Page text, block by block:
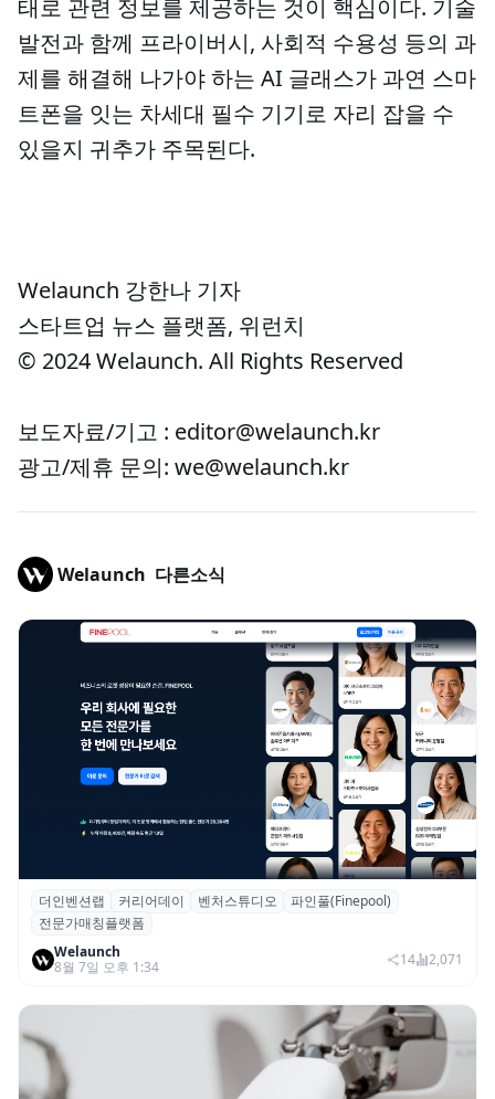
태로 관련 정보를 제공하는 것이 핵심이다. 기술
발전과 함께 프라이버시, 사회적 수용성 등의 과
제를 해결해 나가야 하는 AI 글래스가 과연 스마
트폰을 잇는 차세대 필수 기기로 자리 잡을 수
있을지 귀추가 주목된다.
Welaunch 강한나 기자
스타트업 뉴스 플랫폼, 위런치
© 2024 Welaunch. All Rights Reserved
보도자료/기고 : editor@welaunch.kr
광고/제휴 문의: we@welaunch.kr
Welaunch 다른소식
더인벤션랩·커리어데이, 스타트업 전문가 매
칭 플랫폼 ‘파인풀’ 출시
더인벤션랩 커리어데이 벤처스튜디오
파인풀(Finepool)
전문가매칭플랫폼
Welaunch
8월 7일 오후 1:34
14 2,071